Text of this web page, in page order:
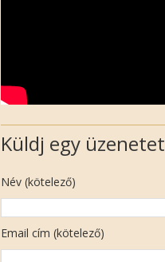
Küldj egy üzenetet
Név (kötelező)
Email cím (kötelező)